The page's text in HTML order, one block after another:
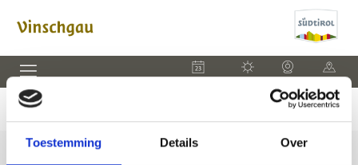
Toestemming Details Over
EVENEMENTEN WEER WEBCAM KAART